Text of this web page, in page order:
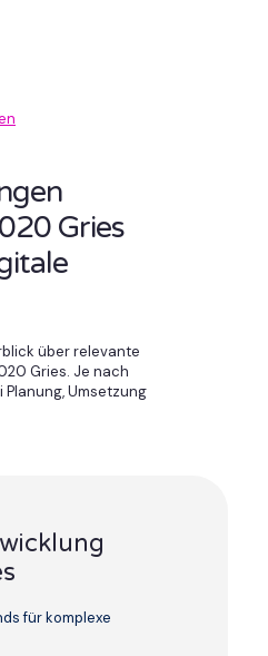
Gries
über relevante
Gries. Je nach
Umsetzung
für komplexe